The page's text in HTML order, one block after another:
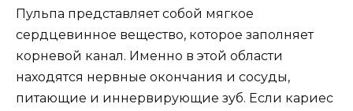
Пульпа представляет собой мягкое
сердцевинное вещество, которое заполняет
корневой канал. Именно в этой области
находятся нервные окончания и сосуды,
питающие и иннервирующие зуб. Если кариес